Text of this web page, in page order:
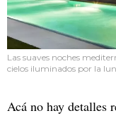
Las suaves noches
cielos iluminados por la
Acá no hay detalles